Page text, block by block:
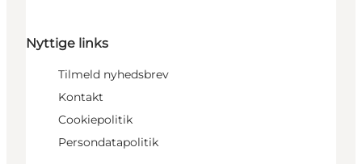
Nyttige links
Tilmeld nyhedsbrev
Kontakt
Cookiepolitik
Persondatapolitik